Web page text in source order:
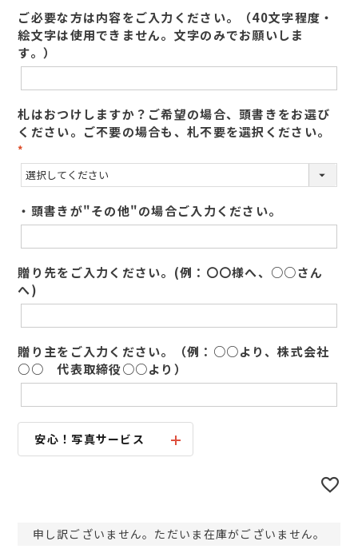
)
ご必要な方は内容をご入力ください。（40文字程度・
絵文字は使用できません。文字のみでお願いしま
す。）
札はおつけしますか？ご希望の場合、頭書きをお選び
ください。ご不要の場合も、札不要を選択ください。
(
必
)
・頭書きが"その他"の場合ご入力ください。
贈り先をご入力ください。(例：〇〇様へ、○○さん
へ)
贈り主をご入力ください。（例：○○より、株式会社
○○ 代表取締役○○より）
安心！写真サービス
申し訳ございません。ただいま在庫がございません。